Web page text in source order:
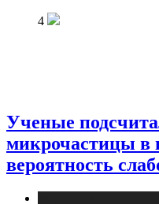
4
Ученые
микрочастицы в
вероятность